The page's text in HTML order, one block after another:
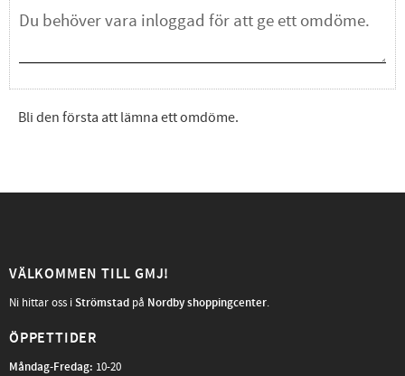
Bli den första att lämna ett omdöme.
VÄLKOMMEN TILL GMJ!
Ni hittar oss iStrömstad på Nordby shoppingcenter.
ÖPPETTIDER
Måndag-Fredag: 10-20